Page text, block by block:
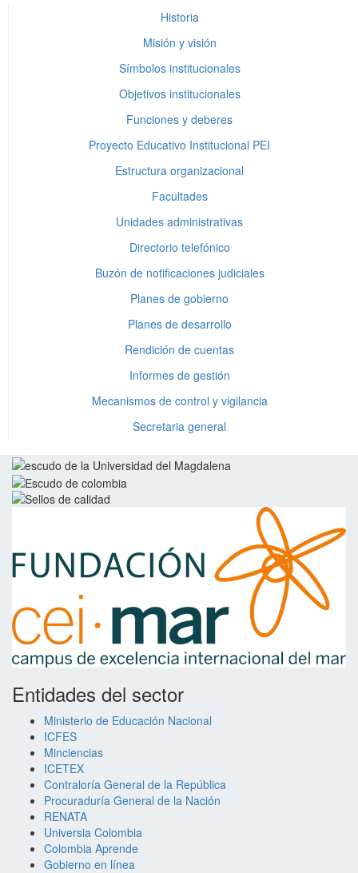
Historia
Misión y visión
Símbolos institucionales
Objetivos institucionales
Funciones y deberes
Proyecto Educativo Institucional PEI
Estructura organizacional
Facultades
Unidades administrativas
Directorio telefónico
Buzón de notificaciones judiciales
Planes de gobierno
Planes de desarrollo
Rendición de cuentas
Informes de gestión
Mecanismos de control y vigilancia
Secretaria general
Entidades del sector
Ministerio de Educación Nacional
ICFES
Minciencias
ICETEX
Contraloría General de la República
Procuraduría General de la Nación
RENATA
Universia Colombia
Colombia Aprende
Gobierno en línea